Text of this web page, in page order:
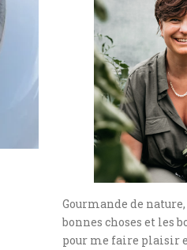
Gourmande de
bonnes choses et les
pour me faire plaisir